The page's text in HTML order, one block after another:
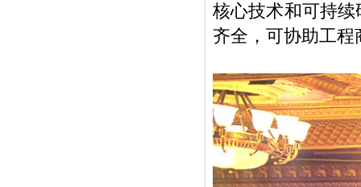
核心技术和可持
齐全，可协助工